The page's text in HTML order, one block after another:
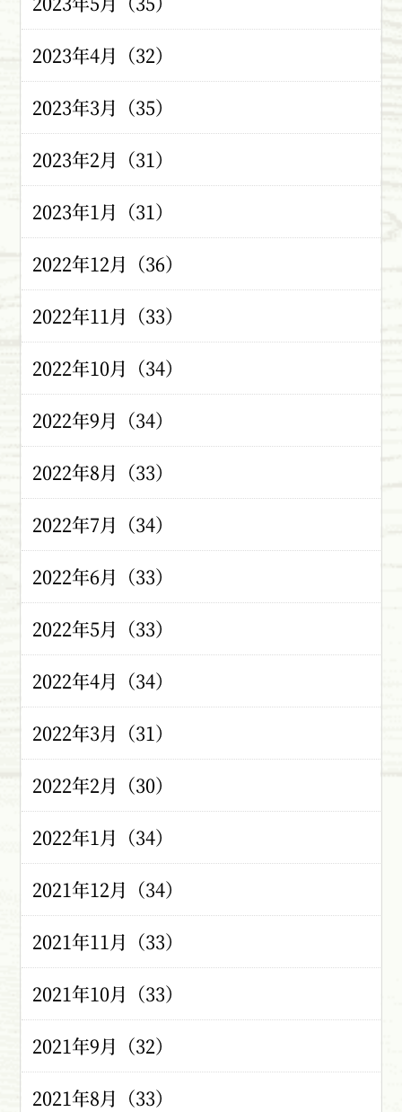
2023年4月（32）
2023年3月（35）
2023年2月（31）
2023年1月（31）
2022年12月（36）
2022年11月（33）
2022年10月（34）
2022年9月（34）
2022年8月（33）
2022年7月（34）
2022年6月（33）
2022年5月（33）
2022年4月（34）
2022年3月（31）
2022年2月（30）
2022年1月（34）
2021年12月（34）
2021年11月（33）
2021年10月（33）
2021年9月（32）
2021年8月（33）